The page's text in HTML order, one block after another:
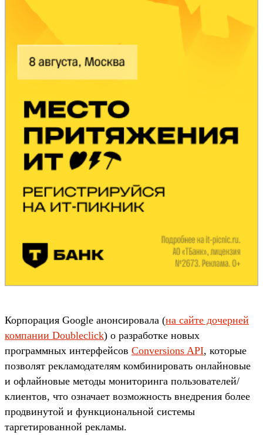
Корпорация Google анонсировала (на сайте дочерней
компании Doubleclick) о разработке новых
программных интерфейсов Conversions API, которые
позволят рекламодателям комбинировать онлайновые
и офлайновые методы мониторинга пользователей/
клиентов, что означает возможность внедрения более
продвинутой и функциональной системы
таргетированной рекламы.